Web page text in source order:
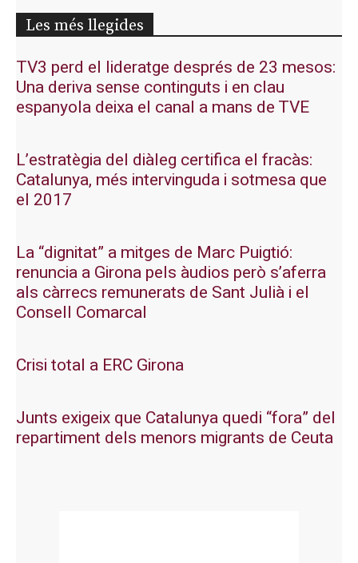
Les més llegides
TV3 perd el lideratge després de 23 mesos:
Una deriva sense continguts i en clau
espanyola deixa el canal a mans de TVE
L’estratègia del diàleg certifica el fracàs:
Catalunya, més intervinguda i sotmesa que
el 2017
La “dignitat” a mitges de Marc Puigtió:
renuncia a Girona pels àudios però s’aferra
als càrrecs remunerats de Sant Julià i el
Consell Comarcal
Crisi total a ERC Girona
Junts exigeix que Catalunya quedi “fora” del
repartiment dels menors migrants de Ceuta